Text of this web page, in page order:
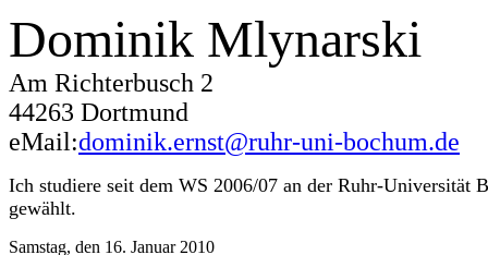
Dominik Mlynarski
Am Richterbusch 2
44263 Dortmund
eMail:dominik.ernst@ruhr-uni-bochum.de
Ich studiere seit dem WS 2006/07 an der Ruhr-Universität
gewählt.
Samstag, den 16. Januar 2010